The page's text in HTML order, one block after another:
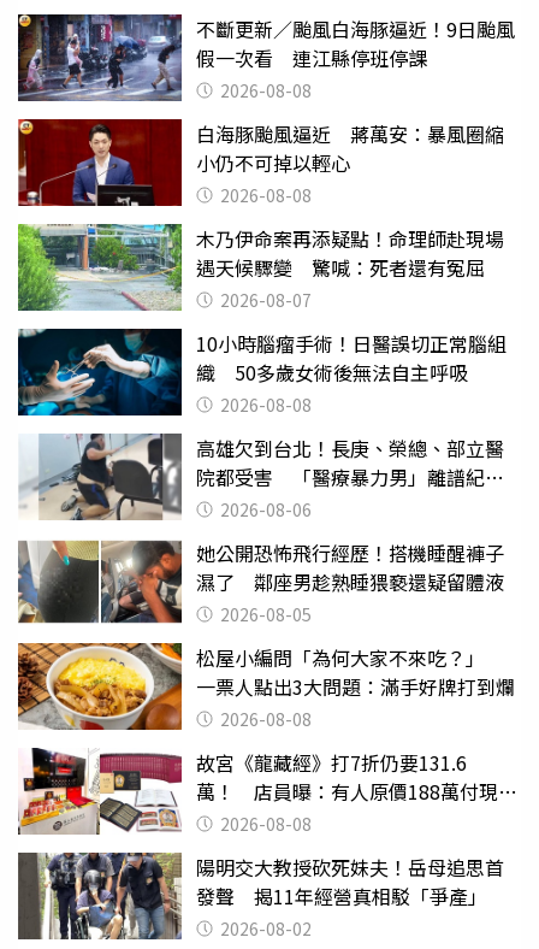
不斷更新／颱風白海豚逼近！9日颱風
假一次看 連江縣停班停課
2026-08-08
白海豚颱風逼近 蔣萬安：暴風圈縮
小仍不可掉以輕心
2026-08-08
木乃伊命案再添疑點！命理師赴現場
遇天候驟變 驚喊：死者還有冤屈
2026-08-07
10小時腦瘤手術！日醫誤切正常腦組
織 50多歲女術後無法自主呼吸
2026-08-08
高雄欠到台北！長庚、榮總、部立醫
院都受害 「醫療暴力男」離譜紀錄
曝光2026-08-06
她公開恐怖飛行經歷！搭機睡醒褲子
濕了 鄰座男趁熟睡猥褻還疑留體液
2026-08-05
松屋小編問「為何大家不來吃？」
一票人點出3大問題：滿手好牌打到爛
2026-08-08
故宮《龍藏經》打7折仍要131.6
萬！ 店員曝：有人原價188萬付現購
買 2026-08-08
陽明交大教授砍死妹夫！岳母追思首
發聲 揭11年經營真相駁「爭產」
2026-08-02